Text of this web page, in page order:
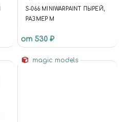
S-066 MINIWARPAINT ПЫРЕЙ,
РАЗМЕР M
от 530 ₽
magic models